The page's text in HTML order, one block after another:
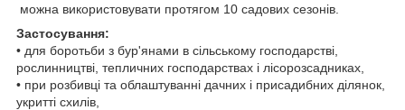
можна використовувати протягом 10 садових сезонів.
Застосування:
• для боротьби з бур'янами в сільському господарстві,
рослинництві, тепличних господарствах і лісорозсадниках,
• при розбивці та облаштуванні дачних і присадибних ділянок,
укритті схилів,